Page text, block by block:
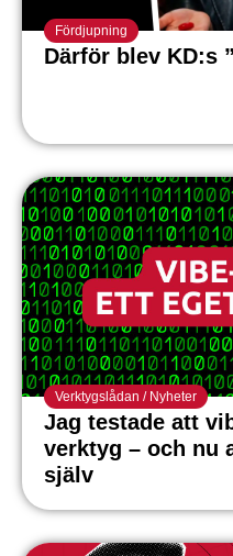
Fördjupning
Därför blev KD:s
Verktygslådan / Nyheter
Jag testade att
verktyg – och nu
själv